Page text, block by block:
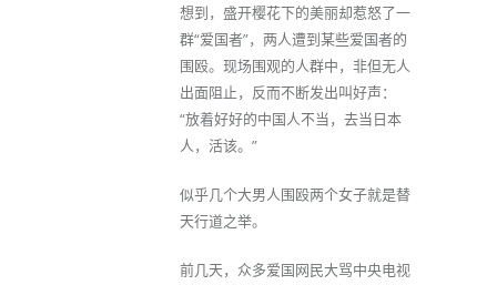
想到，盛开樱花下的美丽却惹怒了一
群“爱国者”，两人遭到某些爱国者的
围殴。现场围观的人群中，非但无人
出面阻止，反而不断发出叫好声：
“放着好好的中国人不当，去当日本
人，活该。”
似乎几个大男人围殴两个女子就是替
天行道之举。
前几天，众多爱国网民大骂中央电视